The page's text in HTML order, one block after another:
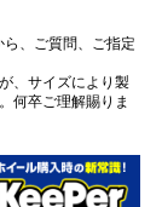
、ご質問、ご指定
、サイズにより製
何卒ご理解賜りま